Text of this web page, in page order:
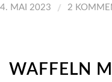
4. MAI 2023 / 2
WAFFELN